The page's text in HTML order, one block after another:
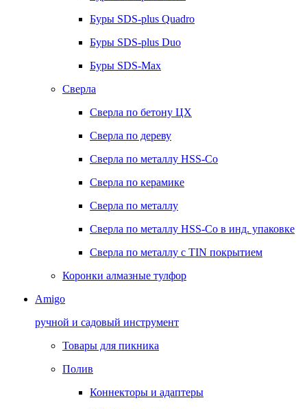
Буры SDS-plus Quadro
Буры SDS-plus Duo
Буры SDS-Max
Сверла
Сверла по бетону ЦХ
Сверла по дереву
Сверла по металлу HSS-Co
Сверла по керамике
Сверла по металлу
Сверла по металлу HSS-Co в инд. упаковке
Сверла по металлу с TIN покрытием
Коронки алмазные тулфор
Amigo
ручной и садовый инструмент
Товары для пикника
Полив
Коннекторы и адаптеры